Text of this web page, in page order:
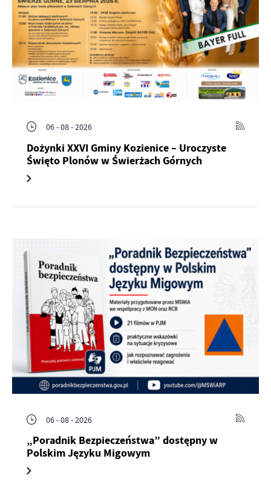
06 - 08 - 2026
Dożynki XXVI Gminy Kozienice – Uroczyste
Święto Plonów w Świerżach Górnych
06 - 08 - 2026
„Poradnik Bezpieczeństwa” dostępny w
Polskim Języku Migowym